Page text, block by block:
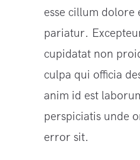
esse cillum dolore
pariatur.
cupidatat non
culpa qui officia
anim id est
perspiciatis unde
error sit.